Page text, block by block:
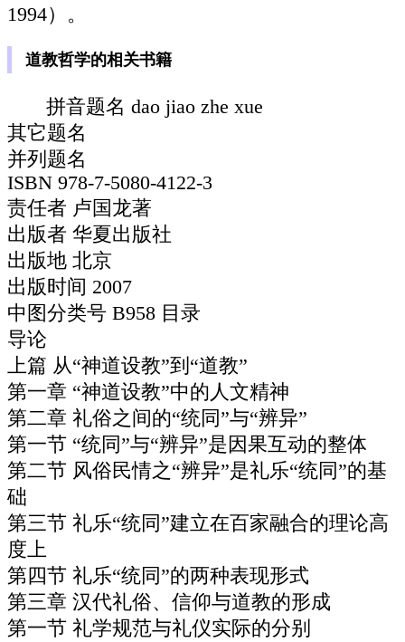
1994）。
道教哲学的相关书籍
拼音题名 dao jiao zhe xue
其它题名
并列题名
ISBN 978-7-5080-4122-3
责任者 卢国龙著
出版者 华夏出版社
出版地 北京
出版时间 2007
中图分类号 B958 目录
导论
上篇 从“神道设教”到“道教”
第一章 “神道设教”中的人文精神
第二章 礼俗之间的“统同”与“辨异”
第一节 “统同”与“辨异”是因果互动的整体
第二节 风俗民情之“辨异”是礼乐“统同”的基
础
第三节 礼乐“统同”建立在百家融合的理论高
度上
第四节 礼乐“统同”的两种表现形式
第三章 汉代礼俗、信仰与道教的形成
第一节 礼学规范与礼仪实际的分别